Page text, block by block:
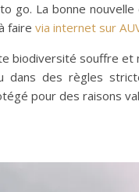
go. La bonne
faire via internet sur
biodiversité souffre et
dans des règles
pour des raisons